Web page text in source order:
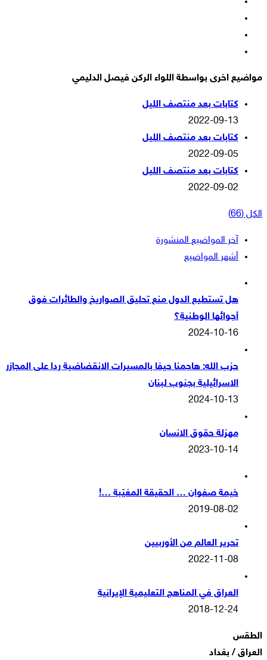
مواضيع اخرى بواسطة اللواء الركن فيصل الدليمي
كتابات بعد منتصف الليل
2022-09-13
كتابات بعد منتصف الليل
2022-09-05
كتابات بعد منتصف الليل
2022-09-02
الكل (66)
آخر المواضيع المنشورة
أشهر المواضيع
هل تستطيع الدول منع تحليق الصواريخ والطائرات فوق
أجوائها الوطنية؟
2024-10-16
حزب الله: هاجمنا حيفا بالمسيرات الانقضاضية ردا على المجازر
الاسرائيلية بجنوب لبنان
2024-10-13
مهزلة حقوق الانسان
2023-10-14
خيمة صفوان … الحقيقة المغيّبة …!
2019-08-02
تحرير العالم من الأوربيين
2022-11-08
العراق في المناهج التعليمية الإيرانية
2018-12-24
الطقس
العراق / بغداد